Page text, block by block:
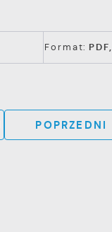
Format: PDF,
POPRZEDNI